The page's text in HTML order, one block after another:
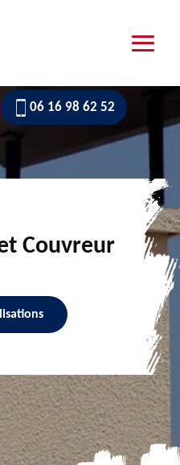
06 16 98 62 52
Couvreur